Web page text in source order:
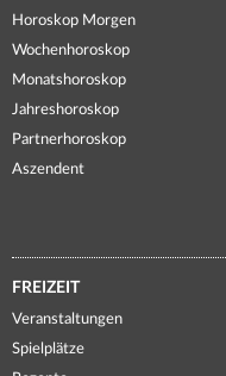
Horoskop Morgen
Wochenhoroskop
Monatshoroskop
Jahreshoroskop
Partnerhoroskop
Aszendent
FREIZEIT
Veranstaltungen
Spielplätze